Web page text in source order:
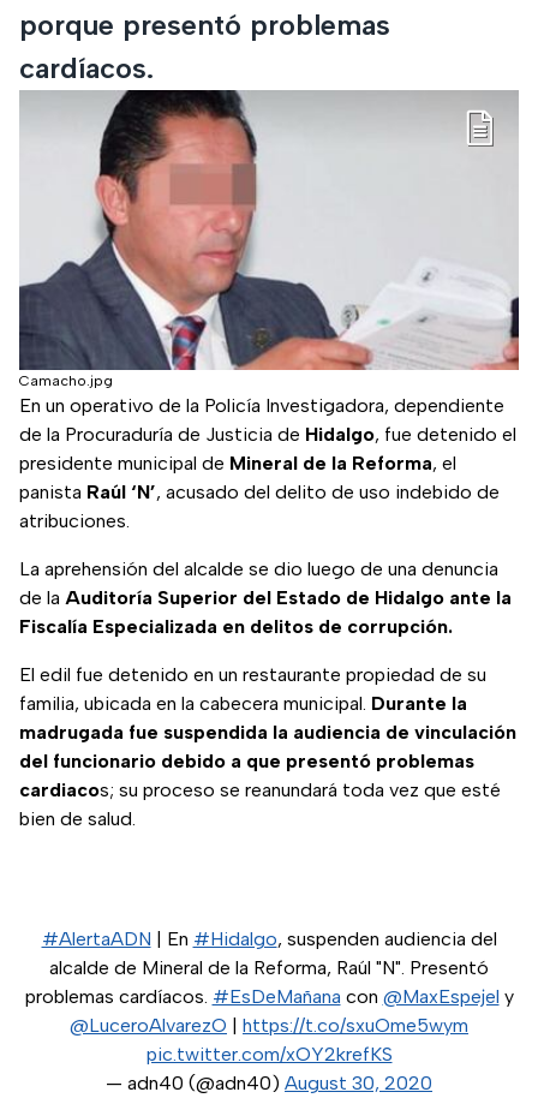
porque presentó problemas
cardíacos.
Camacho.jpg
En un operativo de la Policía Investigadora, dependiente
de la Procuraduría de Justicia de Hidalgo, fue detenido el
presidente municipal de Mineral de la Reforma, el
panista Raúl ‘N’, acusado del delito de uso indebido de
atribuciones.
La aprehensión del alcalde se dio luego de una denuncia
de la Auditoría Superior del Estado de Hidalgo ante la
Fiscalía Especializada en delitos de corrupción.
El edil fue detenido en un restaurante propiedad de su
familia, ubicada en la cabecera municipal. Durante la
madrugada fue suspendida la audiencia de vinculación
del funcionario debido a que presentó problemas
cardiacos; su proceso se reanundará toda vez que esté
bien de salud.
#AlertaADN | En #Hidalgo, suspenden audiencia del
alcalde de Mineral de la Reforma, Raúl "N". Presentó
problemas cardíacos. #EsDeMañana con @MaxEspejel y
@LuceroAlvarezO | https://t.co/sxuOme5wym
pic.twitter.com/xOY2krefKS
— adn40 (@adn40) August 30, 2020